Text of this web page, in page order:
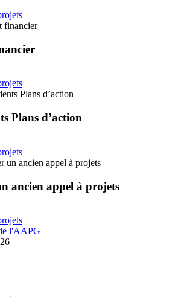
financier
Plans d’action
Plans d’action
un ancien appel à projets
ancien appel à projets
l'AAPG